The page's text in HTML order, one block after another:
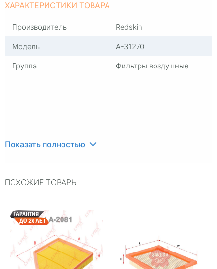
ХАРАКТЕРИСТИКИ ТОВАРА
Производитель
Redskin
Модель
A-31270
Группа
Фильтры воздушные
Показать полностью
ПОХОЖИЕ ТОВАРЫ